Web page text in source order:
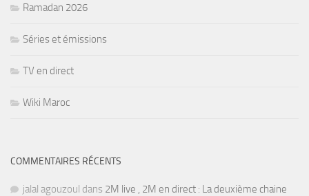
Ramadan 2026
Séries et émissions
TV en direct
Wiki Maroc
COMMENTAIRES RÉCENTS
jalal agouzoul dans 2M live , 2M en direct : La deuxième chaine